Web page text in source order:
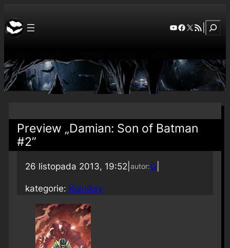
YouTube
Facebook
X RSS Feed
Preview „Damian: Son of Batman
#2”
26 listopada 2013, 19:52 autor:Q
kategorie: Komiksy